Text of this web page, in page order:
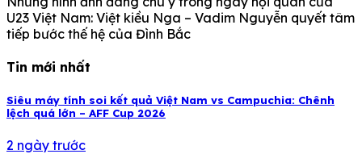
U23 Việt Nam: Việt kiều Nga – Vadim Nguyễn quyết tâm
tiếp bước thế hệ của Đình Bắc
Tin mới nhất
Siêu máy tính soi kết quả Việt Nam vs Campuchia: Chênh
lệch quá lớn – AFF Cup 2026
2 ngày trước